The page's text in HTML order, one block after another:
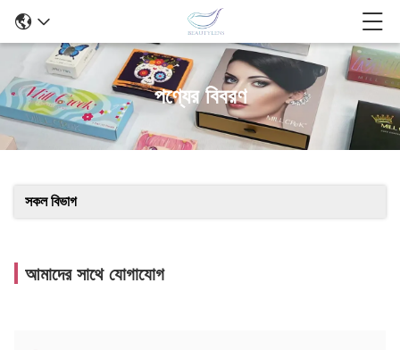
পণ্যের বিবরণ
সকল বিভাগ
আমাদের সাথে যোগাযোগ